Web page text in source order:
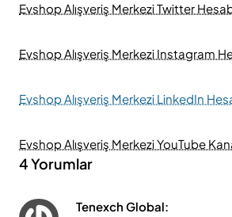
Evshop Alışveriş Merkezi Twitter
Evshop Alışveriş Merkezi Instagram
Evshop Alışveriş Merkezi LinkedIn
Evshop Alışveriş Merkezi YouTube
4 Yorumlar
Tenexch Global: